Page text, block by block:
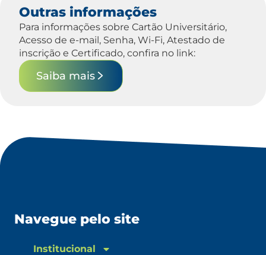
Outras informações
Para informações sobre Cartão Universitário,
Acesso de e-mail, Senha, Wi-Fi, Atestado de
inscrição e Certificado, confira no link:
Saiba mais
Navegue pelo site
Institucional